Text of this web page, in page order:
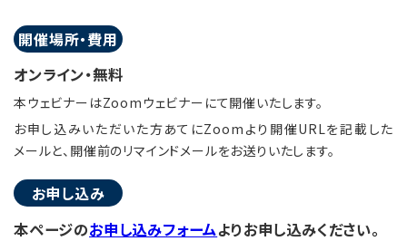
開催場所・費用
オンライン・無料
本ウェビナーはZoomウェビナーにて開催いたします。
お申し込みいただいた方あてにZoomより開催URLを記載した
メールと、開催前のリマインドメールをお送りいたします。
お申し込み
本ページのお申し込みフォームよりお申し込みください。